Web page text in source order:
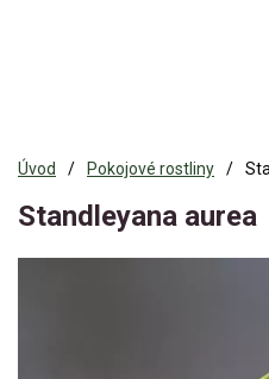
Úvod Pokojové rostliny
Standleyana aurea